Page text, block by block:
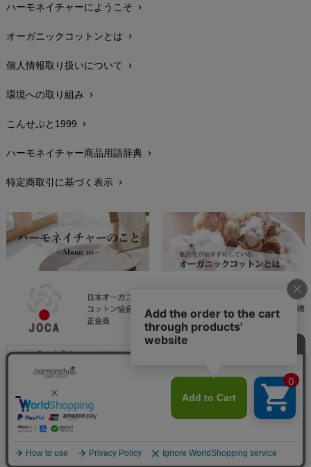
配送と送料chevron_right
在庫状況と発送予定chevron_right
サイズ・寸法chevron_right
生地・素材chevron_right
お手入れについて
レビューを書こうchevron_right
返品交換chevron_right
FAXでのご注文
お問い合わせchevron_right
ハーモネイチャーにようこそ chevron_right
オーガニックコットンとは chevron_right
個人情報取り扱いについて chevron_right
環境への取り組み chevron_right
こんせぷと1999 chevron_right
ハーモネイチャー商品用語辞典 chevron_right
特定商取引に基づく表示 chevron_right